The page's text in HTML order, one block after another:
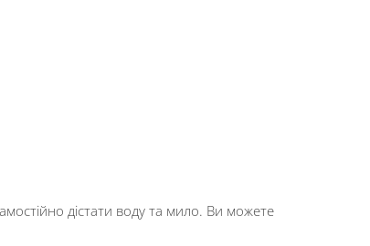
дістати воду та мило. Ви можете